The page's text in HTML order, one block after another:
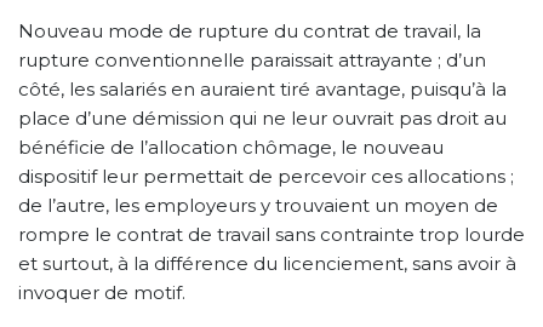
Nouveau mode de rupture du contrat de travail, la
rupture conventionnelle paraissait attrayante ; d’un
côté, les salariés en auraient tiré avantage, puisqu’à la
place d’une démission qui ne leur ouvrait pas droit au
bénéficie de l’allocation chômage, le nouveau
dispositif leur permettait de percevoir ces allocations ;
de l’autre, les employeurs y trouvaient un moyen de
rompre le contrat de travail sans contrainte trop lourde
et surtout, à la différence du licenciement, sans avoir à
invoquer de motif.